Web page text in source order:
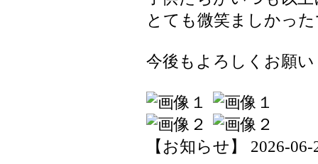
とても微笑ましかっ
今後もよろしくお願
【お知らせ】 2026-